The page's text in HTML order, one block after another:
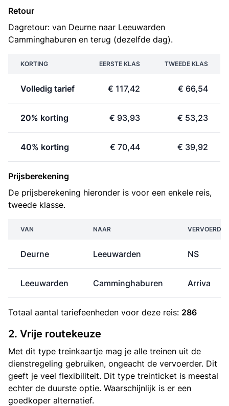
Retour
Dagretour: van Deurne naar Leeuwarden
Camminghaburen en terug (dezelfde dag).
KORTING EERSTE KLAS TWEEDE KLAS
Volledig tarief € 117,42 € 66,54
20% korting € 93,93 € 53,23
40% korting € 70,44 € 39,92
Prijsberekening
De prijsberekening hieronder is voor een enkele reis,
tweede klasse.
VAN NAAR VERVOERDER
Deurne Leeuwarden NS
Leeuwarden Camminghaburen Arriva
Totaal aantal tariefeenheden voor deze reis: 286
2. Vrije routekeuze
Met dit type treinkaartje mag je alle treinen uit de
dienstregeling gebruiken, ongeacht de vervoerder. Dit
geeft je veel flexibiliteit. Dit type treinticket is meestal
echter de duurste optie. Waarschijnlijk is er een
goedkoper alternatief.